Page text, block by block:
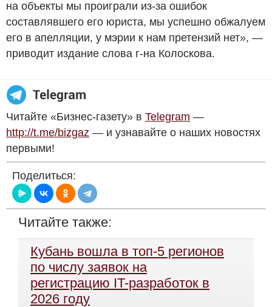
на объекты мы проиграли из-за ошибок
составлявшего его юриста, мы успешно обжалуем
его в апелляции, у мэрии к нам претензий нет», —
приводит издание слова г-на Колоскова.
Читайте «Бизнес-газету» в Telegram —
http://t.me/bizgaz — и узнавайте о наших новостях
первыми!
Поделиться:
Читайте также:
Кубань вошла в топ-5 регионов
по числу заявок на
регистрацию IT-разработок в
2026 году